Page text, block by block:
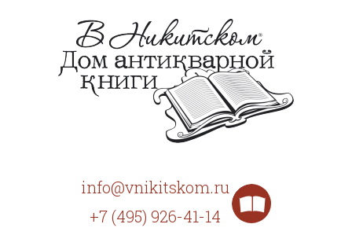
info@vnikitskom.ru
+7 (495) 926-41-14